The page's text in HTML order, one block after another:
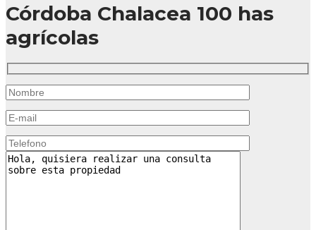
Córdoba Chalacea 100 has
agrícolas